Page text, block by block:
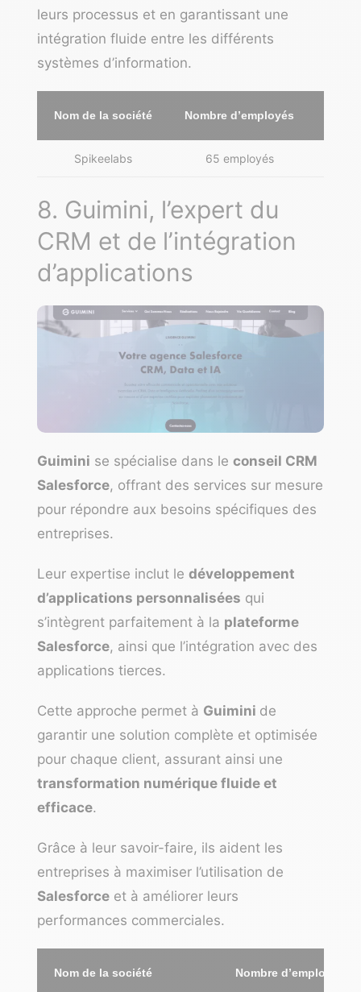
leurs processus et en garantissant une
intégration fluide entre les différents
systèmes d’information.
Nom de la société Nombre d’employés
Spikeelabs 65 employés
8. Guimini, l’expert du
CRM et de l’intégration
d’applications
Guimini se spécialise dans le conseil CRM
Salesforce, offrant des services sur mesure
pour répondre aux besoins spécifiques des
entreprises.
Leur expertise inclut le développement
d’applications personnalisées qui
s’intègrent parfaitement à la plateforme
Salesforce, ainsi que l’intégration avec des
applications tierces.
Cette approche permet à Guimini de
garantir une solution complète et optimisée
pour chaque client, assurant ainsi une
transformation numérique fluide et
efficace.
Grâce à leur savoir-faire, ils aident les
entreprises à maximiser l’utilisation de
Salesforce et à améliorer leurs
performances commerciales.
Nom de la société Nombre d’employés